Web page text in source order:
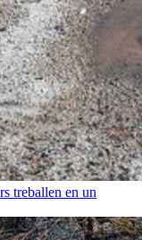
treballen en un